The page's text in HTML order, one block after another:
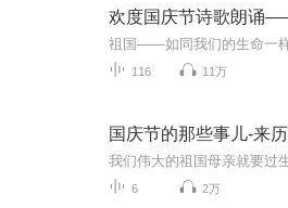
欢度国庆节诗歌朗诵
116 11万
国庆节的那些事儿-来
6 2万